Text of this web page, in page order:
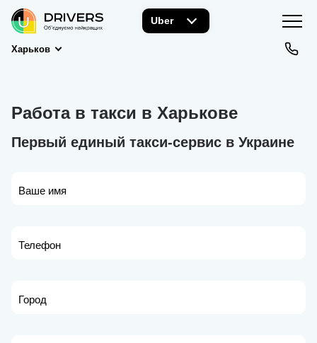
Uber
Харьков
Работа в такси в Харькове
Первый единый такси-сервис в Украине
Ваше имя
Телефон
Город